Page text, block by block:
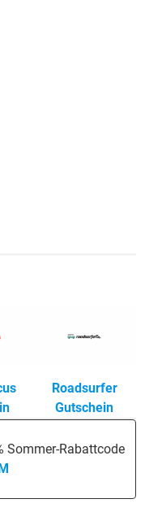
Roadsurfer
Gutschein
Sommer-Rabattcode